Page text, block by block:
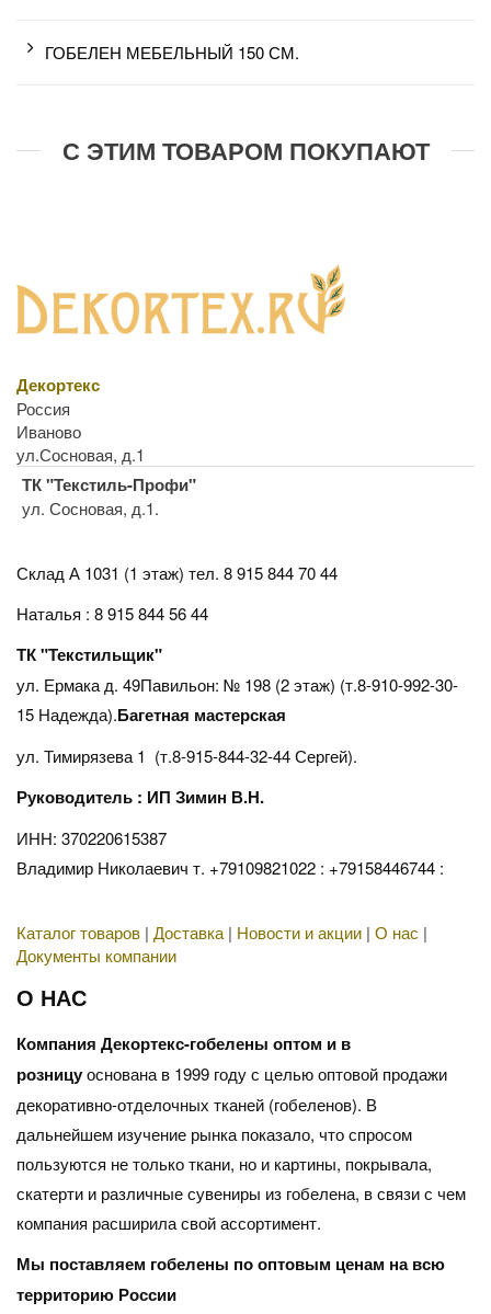
ГОБЕЛЕН МЕБЕЛЬНЫЙ 150 СМ.
С ЭТИМ ТОВАРОМ ПОКУПАЮТ
Декортекс
Россия
Иваново
ул.Сосновая, д.1
ТК "Текстиль-Профи"
ул. Сосновая, д.1.
Склад А 1031 (1 этаж) тел. 8 915 844 70 44
Наталья : 8 915 844 56 44
ТК "Текстильщик"
ул. Ермака д. 49Павильон: № 198 (2 этаж) (т.8-910-992-30-
15 Надежда).Багетная мастерская
ул. Тимирязева 1 (т.8-915-844-32-44 Сергей).
Руководитель : ИП Зимин В.Н.
ИНН: 370220615387
Владимир Николаевич т. +79109821022 : +79158446744 :
Каталог товаров | Доставка | Новости и акции | О нас |
Документы компании
О НАС
Компания Декортекс-гобелены оптом и в
розницуоснована в 1999 году с целью оптовой продажи
декоративно-отделочных тканей (гобеленов). В
дальнейшем изучение рынка показало, что спросом
пользуются не только ткани, но и картины, покрывала,
скатерти и различные сувениры из гобелена, в связи с чем
компания расширила свой ассортимент.
Мы поставляем гобелены по оптовым ценам на всю
территорию России